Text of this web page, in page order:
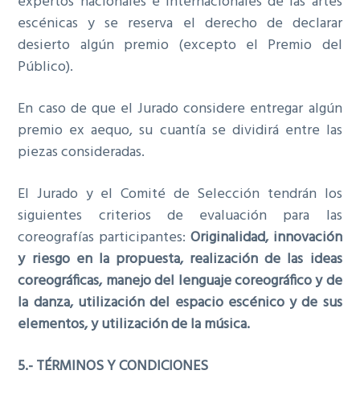
escénicas y se reserva el derecho de declarar
desierto algún premio (excepto el Premio del
Público).
En caso de que el Jurado considere entregar algún
premio ex aequo, su cuantía se dividirá entre las
piezas consideradas.
El Jurado y el Comité de Selección tendrán los
siguientes criterios de evaluación para las
coreografías participantes: Originalidad, innovación
y riesgo en la propuesta, realización de las ideas
coreográficas, manejo del lenguaje coreográfico y de
la danza, utilización del espacio escénico y de sus
elementos, y utilización de la música.
5.- TÉRMINOS Y CONDICIONES